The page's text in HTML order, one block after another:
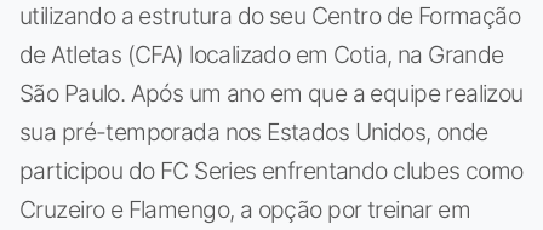
utilizando a estrutura do seu Centro de Formação
de Atletas (CFA) localizado em Cotia, na Grande
São Paulo. Após um ano em que a equipe realizou
sua pré-temporada nos Estados Unidos, onde
participou do FC Series enfrentando clubes como
Cruzeiro e Flamengo, a opção por treinar em